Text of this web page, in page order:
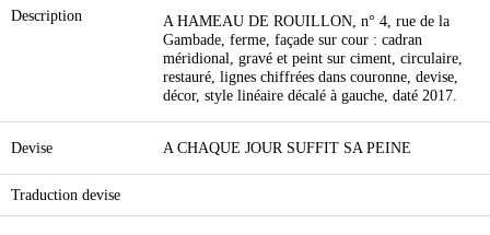
Description
A HAMEAU DE ROUILLON, n° 4, rue de la
Gambade, ferme, façade sur cour : cadran
méridional, gravé et peint sur ciment, circulaire,
restauré, lignes chiffrées dans couronne, devise,
décor, style linéaire décalé à gauche, daté 2017.
Devise A CHAQUE JOUR SUFFIT SA PEINE
Traduction devise